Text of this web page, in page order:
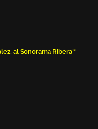
al Sonorama Ribera**